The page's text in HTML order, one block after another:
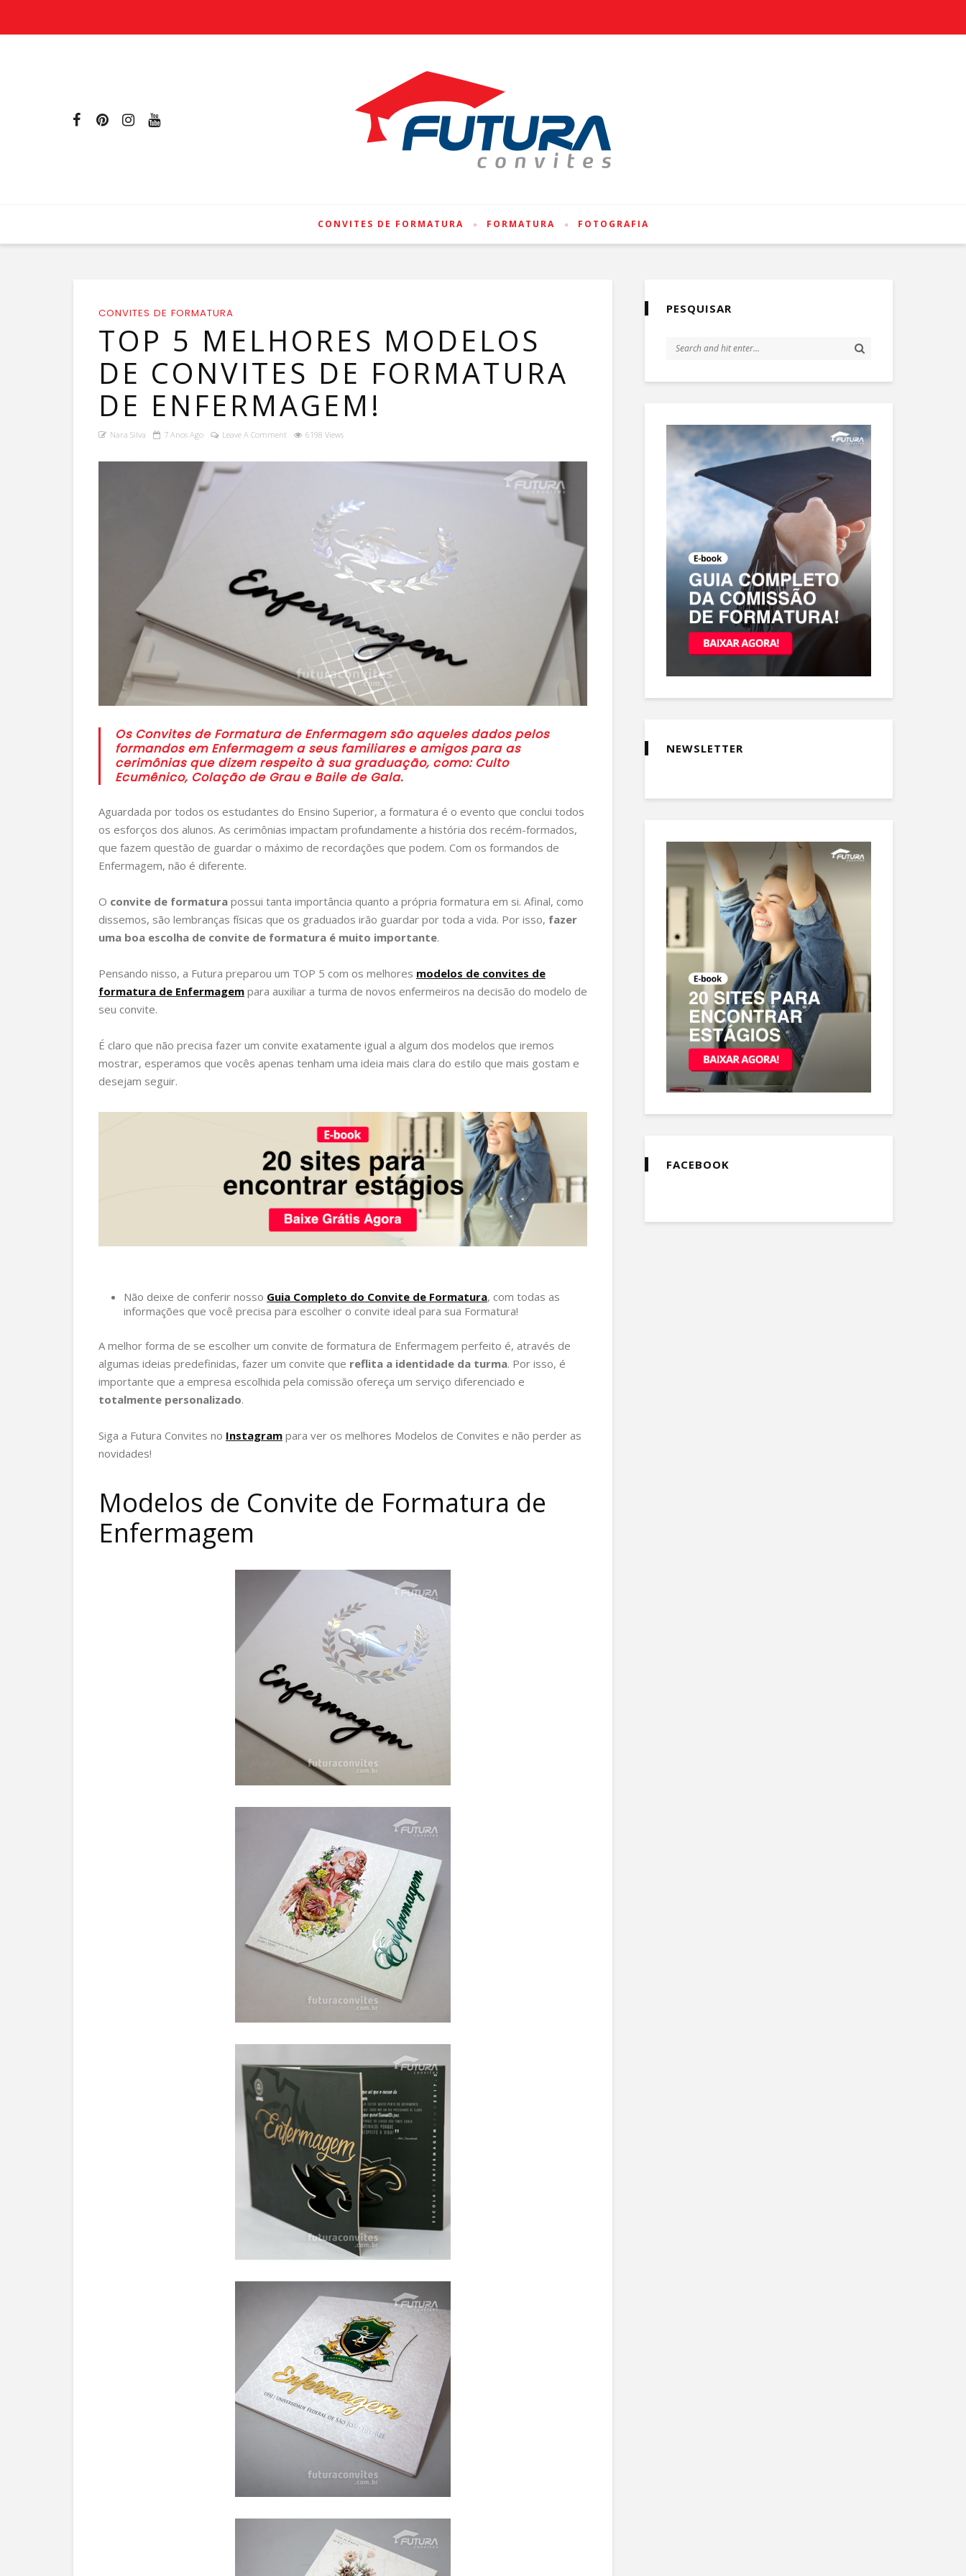
CONVITES DE FORMATURA FORMATURA FOTOGRAFIA
CONVITES DE FORMATURA
TOP 5 MELHORES MODELOS
DE CONVITES DE FORMATURA
DE ENFERMAGEM!
Nara Silva 7 Anos Ago Leave A Comment 6198 Views
Os Convites de Formatura de Enfermagem são aqueles dados pelos
formandos em Enfermagem a seus familiares e amigos para as
cerimônias que dizem respeito à sua graduação, como: Culto
Ecumênico, Colação de Grau e Baile de Gala.
Aguardada por todos os estudantes do Ensino Superior, a formatura é o evento que conclui todos
os esforços dos alunos. As cerimônias impactam profundamente a história dos recém-formados,
que fazem questão de guardar o máximo de recordações que podem. Com os formandos de
Enfermagem, não é diferente.
O convite de formatura possui tanta importância quanto a própria formatura em si. Afinal, como
dissemos, são lembranças físicas que os graduados irão guardar por toda a vida. Por isso, fazer
uma boa escolha de convite de formatura é muito importante.
Pensando nisso, a Futura preparou um TOP 5 com os melhores modelos de convites de
formatura de Enfermagem para auxiliar a turma de novos enfermeiros na decisão do modelo de
seu convite.
É claro que não precisa fazer um convite exatamente igual a algum dos modelos que iremos
mostrar, esperamos que vocês apenas tenham uma ideia mais clara do estilo que mais gostam e
desejam seguir.
Não deixe de conferir nosso Guia Completo do Convite de Formatura, com todas as
informações que você precisa para escolher o convite ideal para sua Formatura!
A melhor forma de se escolher um convite de formatura de Enfermagem perfeito é, através de
algumas ideias predefinidas, fazer um convite que reflita a identidade da turma. Por isso, é
importante que a empresa escolhida pela comissão ofereça um serviço diferenciado e
totalmente personalizado.
Siga a Futura Convites no Instagram para ver os melhores Modelos de Convites e não perder as
novidades!
Modelos de Convite de Formatura de
Enfermagem
PESQUISAR
NEWSLETTER
FACEBOOK